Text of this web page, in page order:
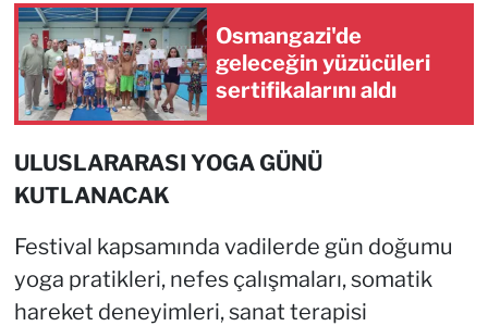
Osmangazi'de
geleceğin yüzücüleri
sertifikalarını aldı
ULUSLARARASI YOGA GÜNÜ
KUTLANACAK
Festival kapsamında vadilerde gün doğumu
yoga pratikleri, nefes çalışmaları, somatik
hareket deneyimleri, sanat terapisi